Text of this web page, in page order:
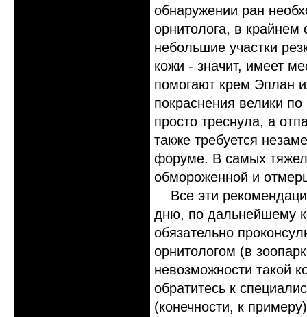
обнаружении ран
орнитолога, в
небольшие участки
кожи - значит, имеет
помогают крем Эплан
покраснения велики
просто треснула, а
также требуется
форуме. В самых
обмороженной и
Все эти
дню, по дальнейшему
обязательно
орнитологом (в
невозможности такой
обратитесь к
(конечности, к